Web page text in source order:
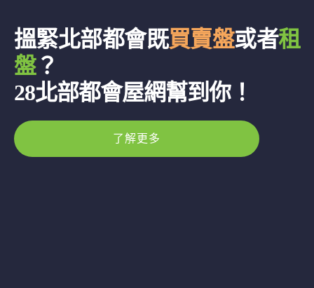
搵緊北部都會既買賣盤或者租
盤？
28北部都會屋網幫到你！
了解更多